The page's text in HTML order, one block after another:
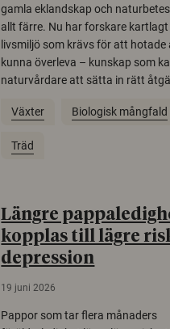
gamla eklandskap och
allt färre. Nu har forskare
livsmiljö som krävs för att hotade
kunna överleva – kunskap som
naturvårdare att sätta in rätt
Växter Biologisk mångfald
Träd
Längre
kopplas till lägre
depression
19 juni 2026
Pappor som tar flera månaders